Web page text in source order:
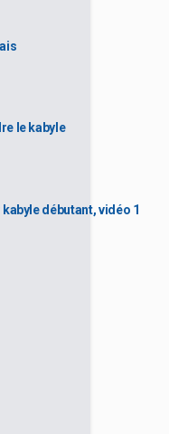
le kabyle
débutant, vidéo 1